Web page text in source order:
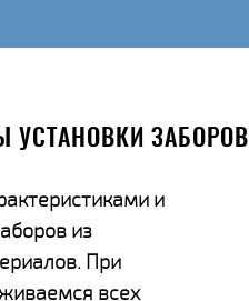
УСТАНОВКИ ЗАБОРОВ
и
из
При
всех